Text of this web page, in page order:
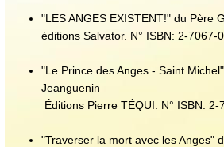
"LES ANGES EXISTENT!" du Père
éditions Salvator. N° ISBN: 2-7067-
"Le Prince des Anges - Saint
Jeanguenin
Éditions Pierre TÉQUI. N° ISBN:
"Traverser la mort avec les Anges"